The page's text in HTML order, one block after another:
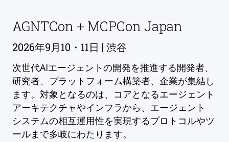
AGNTCon + MCPCon Japan
2026年9月10・11日 | 渋谷
次世代AIエージェントの開発を推進する開発者、
研究者、プラットフォーム構築者、企業が集結し
ます。対象となるのは、コアとなるエージェント
アーキテクチャやインフラから、エージェント
システムの相互運用性を実現するプロトコルやツ
ールまで多岐にわたります。